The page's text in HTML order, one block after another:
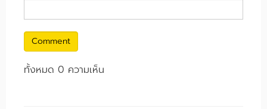
Comment
ทั้งหมด 0 ความเห็น